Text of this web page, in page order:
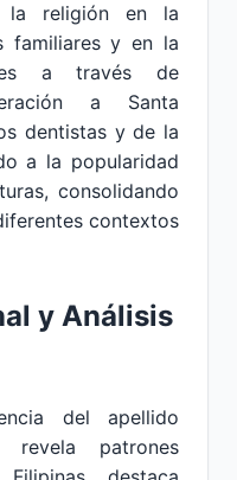
la religión en la
familiares y en la
a través de
a Santa
dentistas y de la
a la popularidad
consolidando
contextos
y Análisis
del apellido
revela patrones